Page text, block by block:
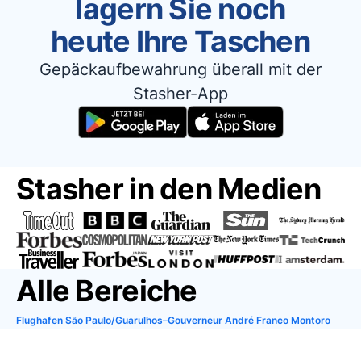
lagern Sie noch
heute Ihre Taschen
Gepäckaufbewahrung überall mit der
Stasher-App
Stasher in den Medien
Alle Bereiche
Flughafen São Paulo/Guarulhos–Gouverneur André Franco Montoro